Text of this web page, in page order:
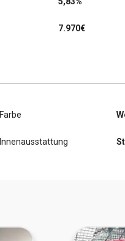
7.970€
Farbe
Innenausstattung